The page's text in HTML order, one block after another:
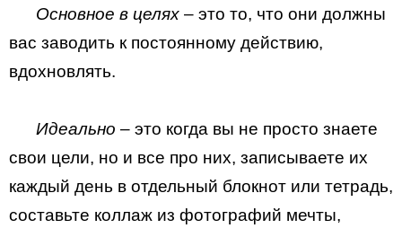
Основное в целях – это то, что они должны
вас заводить к постоянному действию,
вдохновлять.
Идеально – это когда вы не просто знаете
свои цели, но и все про них, записываете их
каждый день в отдельный блокнот или тетрадь,
составьте коллаж из фотографий мечты,